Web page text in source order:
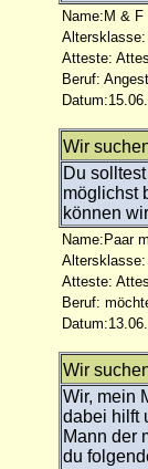
Name:M & F
Altersklasse:
Atteste:
Beruf:
Wir
Du
möglichst
können
Name:Paar
Altersklasse:
Atteste:
Beruf:
Wir
Wir, mein
dabei hilft
Mann der
du